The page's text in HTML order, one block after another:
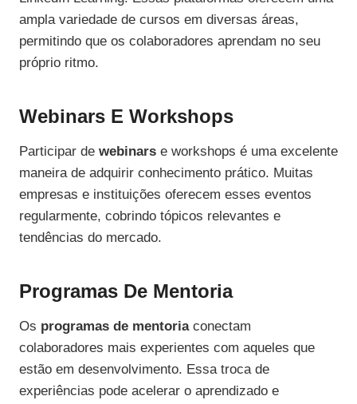
ampla variedade de cursos em diversas áreas,
permitindo que os colaboradores aprendam no seu
próprio ritmo.
Webinars E Workshops
Participar de webinars e workshops é uma excelente
maneira de adquirir conhecimento prático. Muitas
empresas e instituições oferecem esses eventos
regularmente, cobrindo tópicos relevantes e
tendências do mercado.
Programas De Mentoria
Os programas de mentoriaconectam
colaboradores mais experientes com aqueles que
estão em desenvolvimento. Essa troca de
experiências pode acelerar o aprendizado e